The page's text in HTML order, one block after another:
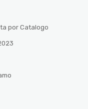
por Catalogo